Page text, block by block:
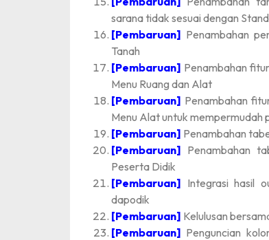
sarana tidak sesuai dengan
[Pembaruan] Penambahan
Tanah
[Pembaruan] Penambahan
Menu Ruang dan Alat
[Pembaruan] Penambahan
Menu Alat untuk mempermudah
[Pembaruan] Penambahan
[Pembaruan] Penambahan
Peserta Didik
[Pembaruan] Integrasi hasil
dapodik
[Pembaruan] Kelulusan
[Pembaruan] Penguncian